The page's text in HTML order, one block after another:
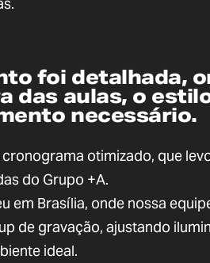
foi detalhada,
das aulas, o
necessário.
otimizado, que
do Grupo +A.
em Brasília, onde nossa
de gravação, ajustando
ideal.